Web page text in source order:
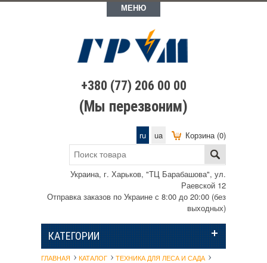
МЕНЮ
+380 (77) 206 00 00
(Мы перезвоним)
Корзина (0)
ru ua
Украина, г. Харьков, "ТЦ Барабашова", ул.
Раевской 12
Отправка заказов по Украине с 8:00 до 20:00 (без
выходных)
КАТЕГОРИИ
ГЛАВНАЯ КАТАЛОГ
ТЕХНИКА ДЛЯ ЛЕСА И САДА